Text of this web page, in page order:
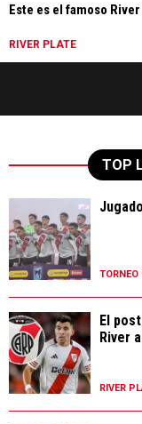
Este es el famoso River
RIVER PLATE
TOP
El
River
RIVER